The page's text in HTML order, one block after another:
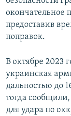
окончательное
предоставив
поправок.
В октябре 2023
украинская
дальностью до
тогда
для удара по